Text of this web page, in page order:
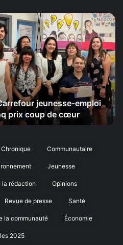
La
Maison
de
la
Sérénité
tiendra
le
20
septembre
sa
cinquième
de
marche
Laval
2026-07-24
La Maison de la Sérénité
cinquième édition de sa
Chronique Communautaire
Jeunesse
la rédaction Opinions
Revue de presse Santé
la communauté Économie
2025